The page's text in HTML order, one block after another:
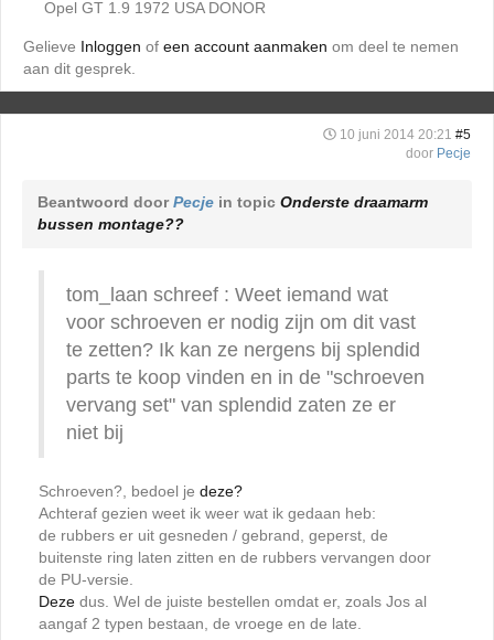
Opel GT 1.9 1972 USA DONOR
Gelieve Inloggen of een account aanmaken om deel te nemen
aan dit gesprek.
10 juni 2014 20:21 #5
door Pecje
Beantwoord doorPecje in topic Onderste draamarm
bussen montage??
tom_laan schreef : Weet iemand wat
voor schroeven er nodig zijn om dit vast
te zetten? Ik kan ze nergens bij splendid
parts te koop vinden en in de "schroeven
vervang set" van splendid zaten ze er
niet bij
Schroeven?, bedoel je deze?
Achteraf gezien weet ik weer wat ik gedaan heb:
de rubbers er uit gesneden / gebrand, geperst, de
buitenste ring laten zitten en de rubbers vervangen door
de PU-versie.
Deze dus. Wel de juiste bestellen omdat er, zoals Jos al
aangaf 2 typen bestaan, de vroege en de late.